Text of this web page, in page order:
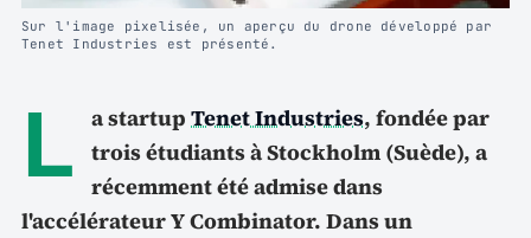
Sur l'image pixelisée, un aperçu du drone développé par
Tenet Industries est présenté.
L a startup Tenet Industries, fondée par
trois étudiants à Stockholm (Suède), a
récemment été admise dans
l'accélérateur Y Combinator. Dans un